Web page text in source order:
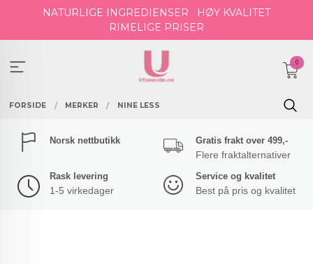
NATURLIGE INGREDIENSER
HØY KVALITET
RIMELIGE PRISER
0
FORSIDE MERKER NINE LESS
Norsk nettbutikk Gratis frakt over 499,-
Flere fraktalternativer
Rask levering
1-5 virkedager
Service og kvalitet
Best på pris og kvalitet